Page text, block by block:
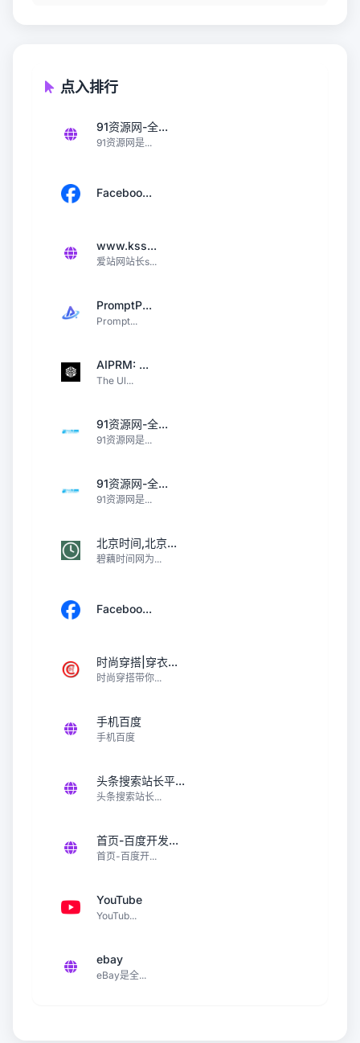
点入排行
91资源网-全...
91资源网是...
Faceboo...
www.kss...
爱站网站长s...
PromptP...
Prompt...
AIPRM: ...
The Ul...
91资源网-全...
91资源网是...
91资源网-全...
91资源网是...
北京时间,北京...
碧藕时间网为...
Faceboo...
时尚穿搭|穿衣...
时尚穿搭带你...
手机百度
手机百度
头条搜索站长平...
头条搜索站长...
首页-百度开发...
首页-百度开...
YouTube
YouTub...
ebay
eBay是全...